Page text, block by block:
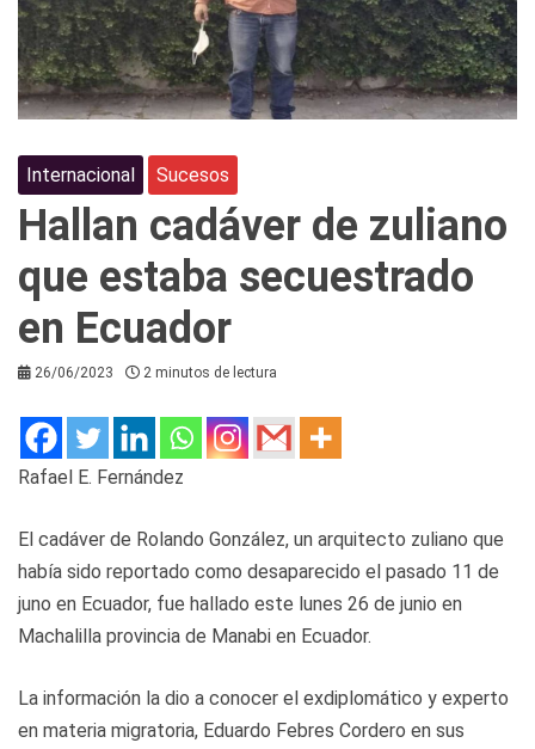
Internacional Sucesos
Hallan cadáver de zuliano
que estaba secuestrado
en Ecuador
26/06/2023 2 minutos de lectura
Rafael E. Fernández
El cadáver de Rolando González, un arquitecto zuliano que
había sido reportado como desaparecido el pasado 11 de
juno en Ecuador, fue hallado este lunes 26 de junio en
Machalilla provincia de Manabi en Ecuador.
La información la dio a conocer el exdiplomático y experto
en materia migratoria, Eduardo Febres Cordero en sus